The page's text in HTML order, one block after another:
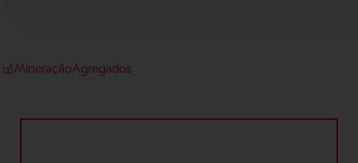
MineraçãoAgregados